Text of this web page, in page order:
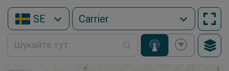
SE